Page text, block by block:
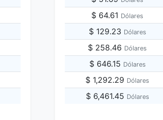
$ 64.61 Dólares
$ 129.23 Dólares
$ 258.46 Dólares
$ 646.15 Dólares
$ 1,292.29 Dólares
$ 6,461.45 Dólares